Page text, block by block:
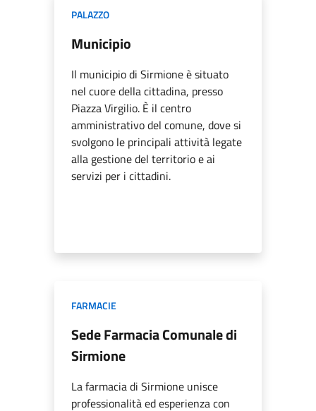
PALAZZO
Municipio
Il municipio di Sirmione è situato
nel cuore della cittadina, presso
Piazza Virgilio. È il centro
amministrativo del comune, dove si
svolgono le principali attività legate
alla gestione del territorio e ai
servizi per i cittadini.
FARMACIE
Sede Farmacia Comunale di
Sirmione
La farmacia di Sirmione unisce
professionalità ed esperienza con